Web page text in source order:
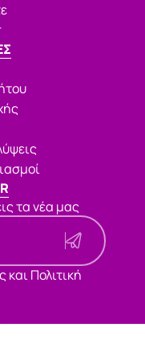
τα νέα μας
Πολιτική